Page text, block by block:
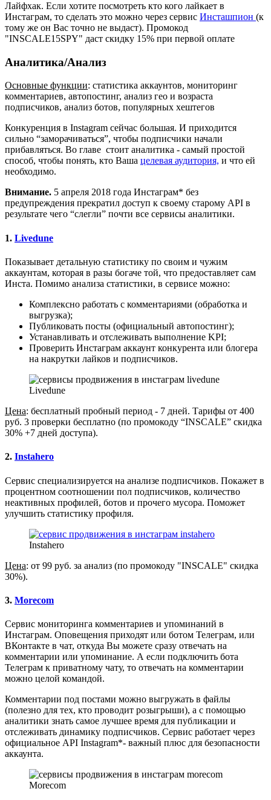
Лайфхак. Если хотите посмотреть кто кого лайкает в
Инстаграм, то сделать это можно через сервис Инсташпион (к
тому же он Вас точно не выдаст). Промокод
"INSCALE15SPY" даст скидку 15% при первой оплате
Аналитика/Анализ
Основные функции: статистика аккаунтов, мониторинг
комментариев, автопостинг, анализ гео и возраста
подписчиков, анализ ботов, популярных хештегов
Конкуренция в Instagram сейчас большая. И приходится
сильно “заморачиваться”, чтобы подписчики начали
прибавляться. Во главе стоит аналитика - самый простой
способ, чтобы понять, кто Ваша целевая аудитория, и что ей
необходимо.
Внимание. 5 апреля 2018 года Инстаграм* без
предупреждения прекратил доступ к своему старому API в
результате чего “слегли” почти все сервисы аналитики.
1. Livedune
Показывает детальную статистику по своим и чужим
аккаунтам, которая в разы богаче той, что предоставляет сам
Инста. Помимо анализа статистики, в сервисе можно:
Комплексно работать с комментариями (обработка и
выгрузка);
Публиковать посты (официальный автопостинг);
Устанавливать и отслеживать выполнение KPI;
Проверить Инстаграм аккаунт конкурента или блогера
на накрутки лайков и подписчиков.
Livedune
Цена: бесплатный пробный период - 7 дней. Тарифы от 400
руб. 3 проверки бесплатно (по промокоду “INSCALE” скидка
30% +7 дней доступа).
2. Instahero
Сервис специализируется на анализе подписчиков. Покажет в
процентном соотношении пол подписчиков, количество
неактивных профилей, ботов и прочего мусора. Поможет
улучшить статистику профиля.
Instahero
Цена: от 99 руб. за анализ (по промокоду "INSCALE" скидка
30%).
3. Morecom
Сервис мониторинга комментариев и упоминаний в
Инстаграм. Оповещения приходят или ботом Телеграм, или
ВКонтакте в чат, откуда Вы можете сразу отвечать на
комментарии или упоминание. А если подключить бота
Телеграм к приватному чату, то отвечать на комментарии
можно целой командой.
Комментарии под постами можно выгружать в файлы
(полезно для тех, кто проводит розыгрыши), а с помощью
аналитики знать самое лучшее время для публикации и
отслеживать динамику подписчиков. Сервис работает через
официальное API Instagram*- важный плюс для безопасности
аккаунта.
Morecom